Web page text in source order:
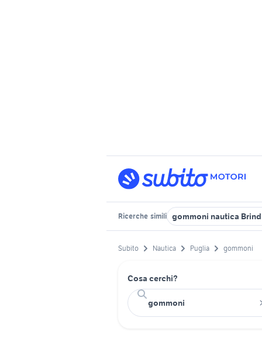
Ricerche simili gommoni nautica
Subito Nautica Puglia gommoni
Cosa cerchi?